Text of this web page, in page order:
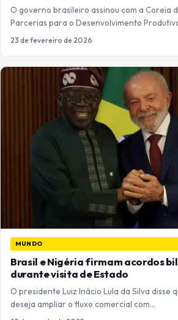
O governo brasileiro assinou com a Coreia
Parcerias para o Desenvolvimento
23 de fevereiro de 2026
MUNDO
Brasil e Nigéria firmam acordos
durante visita de Estado
O presidente Luiz Inácio Lula da Silva disse
deseja ampliar o fluxo comercial com…